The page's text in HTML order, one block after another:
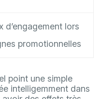
d’engagement lors
promotionnelles
point une simple
intelligemment dans